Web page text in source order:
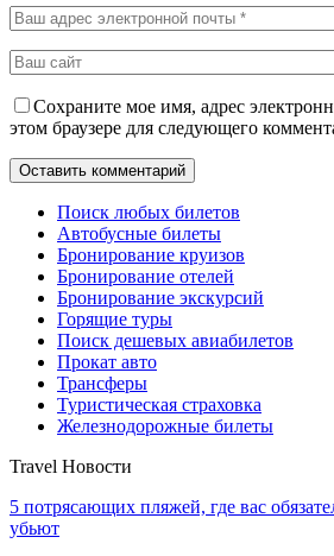
Сохраните мое имя, адрес
этом браузере для следующего
Поиск любых билетов
Автобусные билеты
Бронирование круизов
Бронирование отелей
Бронирование экскурсий
Горящие туры
Поиск дешевых авиабилетов
Прокат авто
Трансферы
Туристическая страховка
Железнодорожные билеты
Travel Новости
5 потрясающих пляжей, где вас
убьют